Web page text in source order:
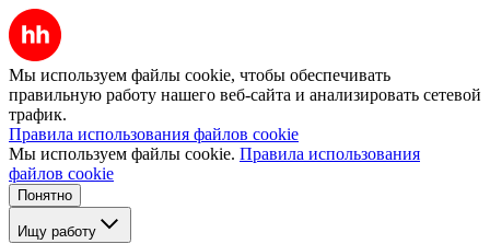
Мы используем файлы cookie, чтобы обеспечивать
правильную работу нашего веб-сайта и анализировать сетевой
трафик.
Правила использования файлов cookie
Мы используем файлы cookie. Правила использования
файлов cookie
Понятно
Ищу работу